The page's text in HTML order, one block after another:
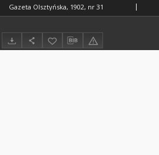
Gazeta Olsztyńska, 1902, nr 31